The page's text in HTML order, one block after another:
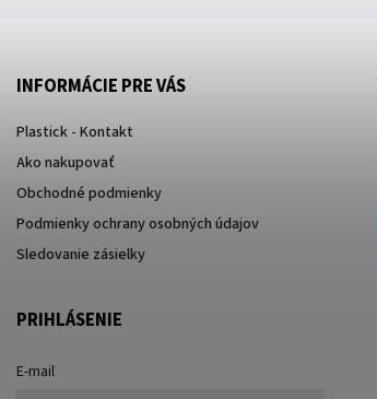
INFORMÁCIE PRE VÁS
Plastick - Kontakt
Ako nakupovať
Obchodné podmienky
Podmienky ochrany osobných údajov
Sledovanie zásielky
PRIHLÁSENIE
E-mail